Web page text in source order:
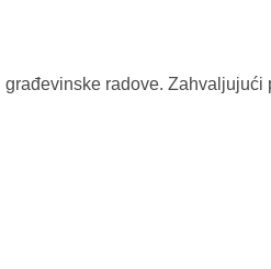
radove.